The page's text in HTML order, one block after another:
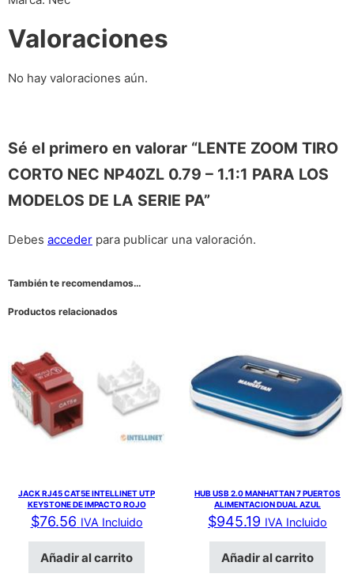
Valoraciones
No hay valoraciones aún.
Sé el primero en valorar “LENTE ZOOM TIRO
CORTO NEC NP40ZL 0.79 – 1.1:1 PARA LOS
MODELOS DE LA SERIE PA”
Debes acceder para publicar una valoración.
También te recomendamos…
Productos relacionados
JACK RJ45 CAT5E INTELLINET UTP
KEYSTONE DE IMPACTO ROJO
$76.56 IVA Incluido
Añadir al carrito
HUB USB 2.0 MANHATTAN 7 PUERTOS
ALIMENTACION DUAL AZUL
$945.19 IVA Incluido
Añadir al carrito